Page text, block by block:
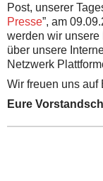
Post, unserer
Presse”, am
werden wir
über unsere
Netzwerk
Wir freuen uns auf
Eure